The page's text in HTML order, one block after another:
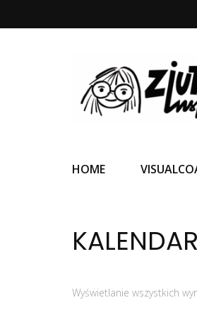
HOME
Wyświetlanie wszystkich